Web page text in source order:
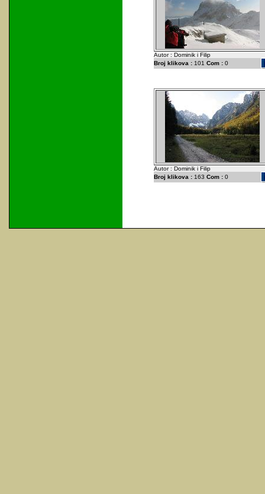
Autor : Dominik i Filip
Broj klikova :101 Com :0
Autor : Dominik i Filip
Broj klikova :163 Com :0